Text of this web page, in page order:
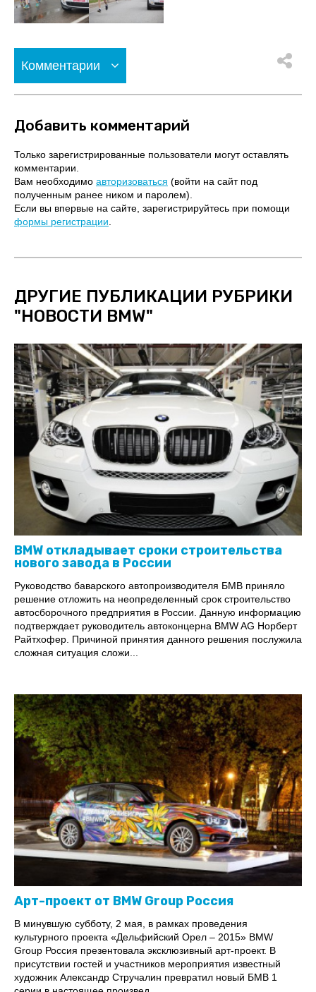
Комментарии
Добавить комментарий
Только зарегистрированные пользователи могут оставлять
комментарии.
Вам необходимо авторизоваться (войти на сайт под
полученным ранее ником и паролем).
Если вы впервые на сайте, зарегистрируйтесь при помощи
формы регистрации
ДРУГИЕ ПУБЛИКАЦИИ РУБРИКИ
"НОВОСТИ BMW"
BMW откладывает сроки строительства
нового завода в России
Руководство баварского автопроизводителя БМВ приняло
решение отложить на неопределенный срок строительство
автосборочного предприятия в России. Данную информацию
подтверждает руководитель автоконцерна BMW AG Норберт
Райтхофер. Причиной принятия данного решения послужила
сложная ситуация сложи...
Арт-проект от BMW Group Россия
В минувшую субботу, 2 мая, в рамках проведения
культурного проекта «Дельфийский Орел – 2015» BMW
Group Россия презентовала эксклюзивный арт-проект. В
присутствии гостей и участников мероприятия известный
художник Александр Стручалин превратил новый БМВ 1